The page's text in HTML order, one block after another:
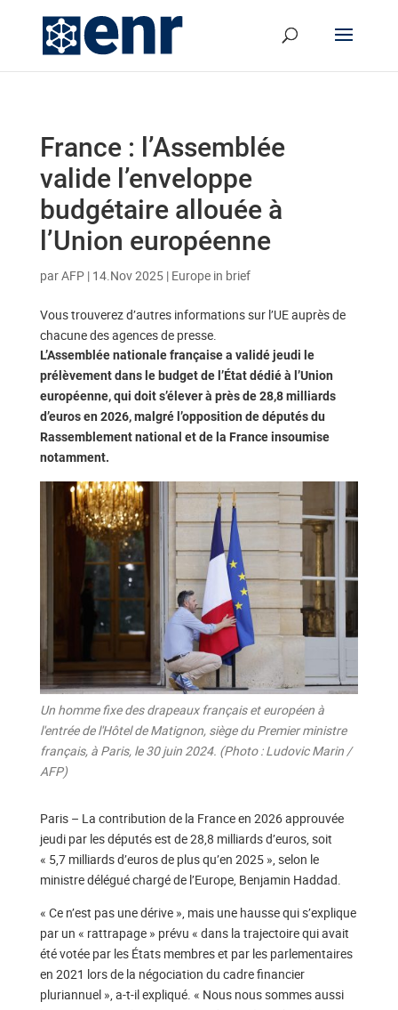
France : l’Assemblée
valide l’enveloppe
budgétaire allouée à
l’Union européenne
parAFP| 14.Nov 2025| Europe in brief
Vous trouverez d’autres informations sur l’UE auprès de
chacune des agences de presse.
L’Assemblée nationale française a validé jeudi le
prélèvement dans le budget de l’État dédié à l’Union
européenne, qui doit s’élever à près de 28,8 milliards
d’euros en 2026, malgré l’opposition de députés du
Rassemblement national et de la France insoumise
notamment.
Un homme fixe des drapeaux français et européen à
l'entrée de l'Hôtel de Matignon, siège du Premier ministre
français, à Paris, le 30 juin 2024. (Photo : Ludovic Marin /
AFP)
Paris – La contribution de la France en 2026 approuvée
jeudi par les députés est de 28,8 milliards d’euros, soit
« 5,7 milliards d’euros de plus qu’en 2025 », selon le
ministre délégué chargé de l’Europe, Benjamin Haddad.
« Ce n’est pas une dérive », mais une hausse qui s’explique
par un « rattrapage » prévu « dans la trajectoire qui avait
été votée par les États membres et par les parlementaires
en 2021 lors de la négociation du cadre financier
pluriannuel », a-t-il expliqué. « Nous nous sommes aussi